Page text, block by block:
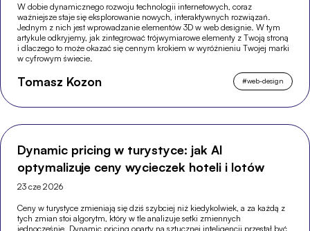
W dobie dynamicznego rozwoju technologii internetowych, coraz
ważniejsze staje się eksplorowanie nowych, interaktywnych rozwiązań.
Jednym z nich jest wprowadzanie elementów 3D w web designie. W tym
artykule odkryjemy, jak zintegrować trójwymiarowe elementy z Twoją stroną
i dlaczego to może okazać się cennym krokiem w wyróżnieniu Twojej marki
w cyfrowym świecie.
Tomasz Kozon #web-design
Dynamic pricing w turystyce: jak AI
optymalizuje ceny wycieczek hoteli i lotów
23 cze 2026
Ceny w turystyce zmieniają się dziś szybciej niż kiedykolwiek, a za każdą z
tych zmian stoi algorytm, który w tle analizuje setki zmiennych
jednocześnie. Dynamic pricing oparty na sztucznej inteligencji przestał być